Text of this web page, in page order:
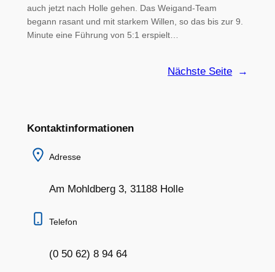
auch jetzt nach Holle gehen. Das Weigand-Team
begann rasant und mit starkem Willen, so das bis zur 9.
Minute eine Führung von 5:1 erspielt…
Nächste Seite →
Kontaktinformationen
Adresse
Am Mohldberg 3, 31188 Holle
Telefon
(0 50 62) 8 94 64